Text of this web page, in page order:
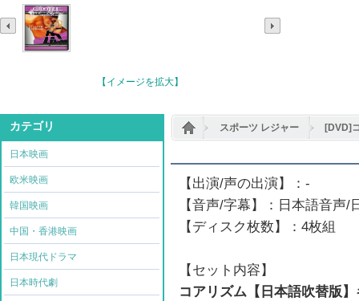
【イメージを拡大】
カテゴリ
日本映画
欧米映画
韓国映画
中国・香港映画
日本現代ドラマ
日本時代劇
スポーツ レジャー [DVD]
【出演/声の出演】：-
【音声/字幕】：日本語音声/
【ディスク枚数】：4枚組
【セット内容】
コアリズム【日本語吹替版